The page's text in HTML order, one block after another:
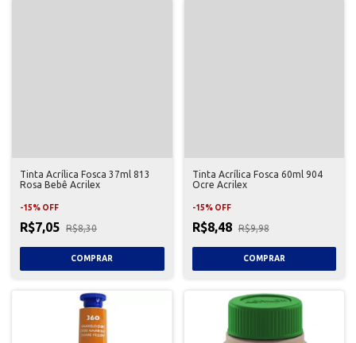
Tinta Acrílica Fosca 37ml 813
Rosa Bebê Acrilex
-15% OFF
R$7,05 R$8,30
Tinta Acrílica Fosca 60ml 904
Ocre Acrilex
-15% OFF
R$8,48 R$9,98